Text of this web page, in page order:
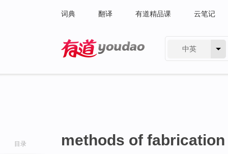
词典 翻译 有道精品课 云笔记
中英
目录 methods of fabrication